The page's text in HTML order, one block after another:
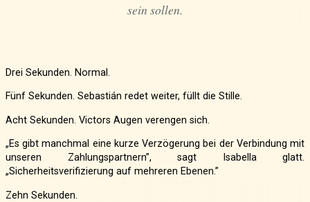
sein sollen.
Drei Sekunden. Normal.
Fünf Sekunden. Sebastián redet weiter, füllt die Stille.
Acht Sekunden. Victors Augen verengen sich.
„Es gibt manchmal eine kurze Verzögerung bei der Verbindung mit
unseren Zahlungspartnern”, sagt Isabella glatt.
„Sicherheitsverifizierung auf mehreren Ebenen.”
Zehn Sekunden.